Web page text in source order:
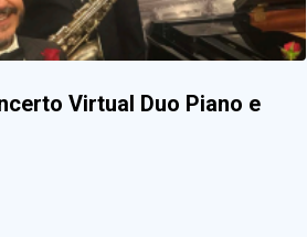
Virtual Duo Piano e